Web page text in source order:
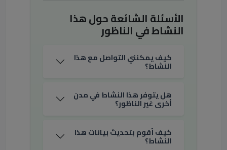
الأسئلة الشائعة حول هذا
النشاط في الناظور
كيف يمكنني التواصل مع هذا
النشاط؟
هل يتوفر هذا النشاط في مدن
أخرى غير الناظور؟
كيف أقوم بتحديث بيانات هذا
النشاط؟